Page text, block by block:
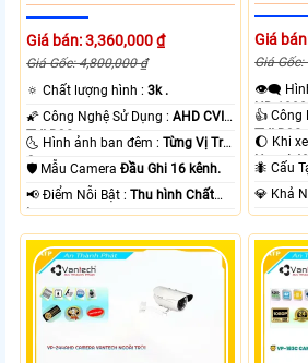
Giá bán: 3,360,000 ₫
Giá Gốc: 4,800,000 ₫
🔅 Chất lượng hình :3k .
🌠 Công Nghệ Sử Dụng :AHD CVI
TVI BCS.
🌜 Hình ảnh ban đêm :Từng Vị Trí
Camera .
🛡 Mẫu CameraĐầu Ghi 16 kênh.
️📢 Điểm Nỗi Bật :Thu hình Chất
Lượng.
Giá
Giá
👁️‍🗨
HD
TVI BCS.
Ngoại
🐜